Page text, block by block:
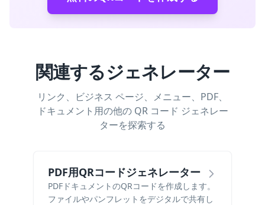
関連するジェネレーター
リンク、ビジネス ページ、メニュー、PDF、
ドキュメント用の他の QR コード ジェネレー
ターを探索する
PDF用QRコードジェネレーター
PDFドキュメントのQRコードを作成します。
ファイルやパンフレットをデジタルで共有し